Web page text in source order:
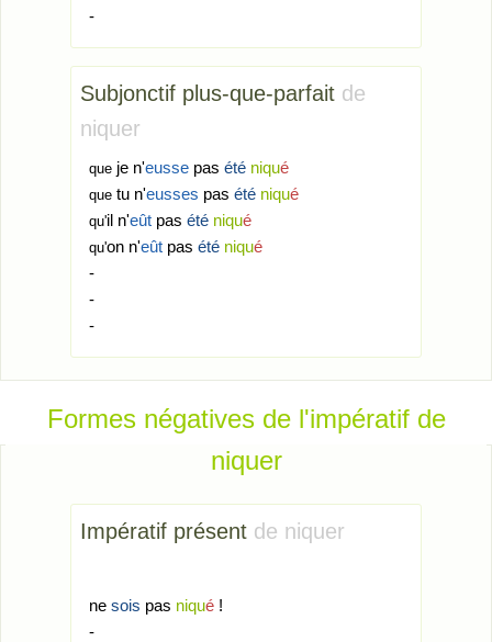
-
Subjonctif plus-que-parfait de
niquer
que je n'eusse pas été niqué
que tu n'eusses pas été niqué
qu'il n'eût pas été niqué
qu'on n'eût pas été niqué
-
-
-
Formes négatives de l'impératif de
niquer
Impératif présent de niquer
ne sois pas niqué !
-